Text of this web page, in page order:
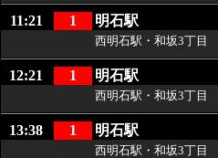
11:21 1 明石駅
西明石駅・和坂3丁目
12:21 1 明石駅
西明石駅・和坂3丁目
13:38 1 明石駅
西明石駅・和坂3丁目